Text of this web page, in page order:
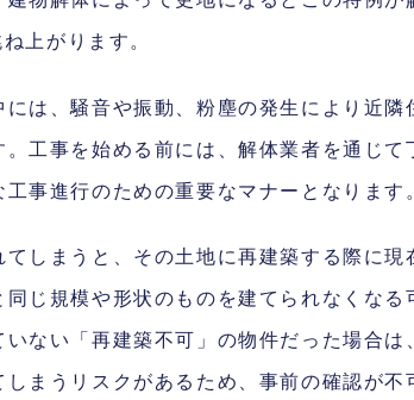
上がります。
には、騒音や振動、粉塵の発生により近隣
工事を始める前には、解体業者を通じて
事進行のための重要なマナーとなります
しまうと、その土地に再建築する際に現
じ規模や形状のものを建てられなくなる
ない「再建築不可」の物件だった場合は
まうリスクがあるため、事前の確認が不